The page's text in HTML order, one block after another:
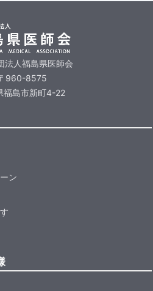
法人福島県医師会
960-8575
福島市新町4-22
ン